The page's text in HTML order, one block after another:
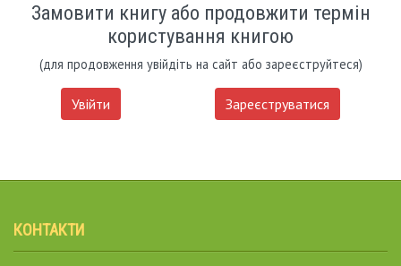
Замовити книгу або продовжити термін
користування книгою
(для продовження увійдіть на сайт або зареєструйтеся)
Увійти Зареєструватися
КОНТАКТИ